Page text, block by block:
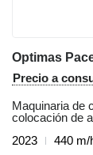
Optimas
Precio a
Maquinaria de
colocación de
2023
440 m/